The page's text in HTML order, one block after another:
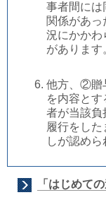
事者間には
関係があっ
況にかかわ
があります
他方、②贈
を内容と
者が当該負
履行をし
しが認めら
「はじめて